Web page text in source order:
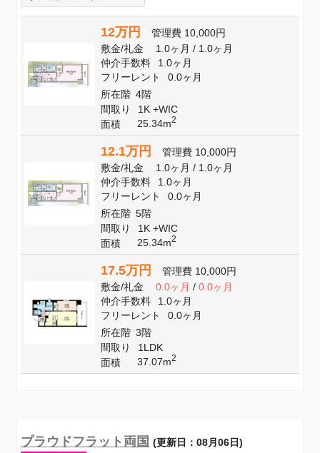
12万円 管理費 10,000円
敷金/礼金 1.0ヶ月/ 1.0ヶ月
仲介手数料
1.0ヶ月
フリーレント
0.0ヶ月
所在階 4階
間取り
1K +WIC
面積
25.34m2
12.1万円 管理費 10,000円
敷金/礼金 1.0ヶ月/ 1.0ヶ月
仲介手数料
1.0ヶ月
フリーレント
0.0ヶ月
所在階 5階
間取り
1K +WIC
面積
25.34m2
17.5万円 管理費 10,000円
敷金/礼金 0.0ヶ月/ 0.0ヶ月
仲介手数料
1.0ヶ月
フリーレント
0.0ヶ月
所在階 3階
間取り
1LDK
面積
37.07m2
プラウドフラット両国 (更新日：08月06日)